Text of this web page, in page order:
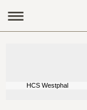
HCS Westphal